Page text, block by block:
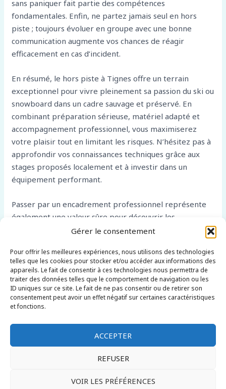
Gérer le consentement
Pour offrir les meilleures expériences, nous utilisons des technologies
telles que les cookies pour stocker et/ou accéder aux informations des
appareils. Le fait de consentir à ces technologies nous permettra de
traiter des données telles que le comportement de navigation ou les
ID uniques sur ce site. Le fait de ne pas consentir ou de retirer son
consentement peut avoir un effet négatif sur certaines caractéristiques
et fonctions.
ACCEPTER
REFUSER
VOIR LES PRÉFÉRENCES
sans paniquer fait partie des compétences
fondamentales. Enfin, ne partez jamais seul en hors
piste ; toujours évoluer en groupe avec une bonne
communication augmente vos chances de réagir
efficacement en cas d’incident.
En résumé, le hors piste à Tignes offre un terrain
exceptionnel pour vivre pleinement sa passion du ski ou
snowboard dans un cadre sauvage et préservé. En
combinant préparation sérieuse, matériel adapté et
accompagnement professionnel, vous maximiserez
votre plaisir tout en limitant les risques. N’hésitez pas à
approfondir vos connaissances techniques grâce aux
stages proposés localement et à investir dans un
équipement performant.
Passer par un encadrement professionnel représente
également une valeur sûre pour découvrir les
itinéraires emblématiques autour de Tignes avec
pour repousser vos limites sur des couloirs plus
engagés, il y a toujours une solution adaptée à votre
profil. Alors n’attendez plus : équipez-vous
correctement, formez-vous auprès des experts et
partez explorer ces magnifiques espaces hors-pistes
Copyright © 2026 lehorspiste.com